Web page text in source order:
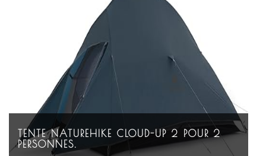
TENTE NATUREHIKE CLOUD-UP 2 POUR 2
PERSONNES.